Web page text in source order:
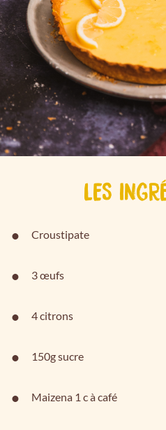
LES
Croustipate
3 œufs
4 citrons
150g sucre
Maizena 1 c à café